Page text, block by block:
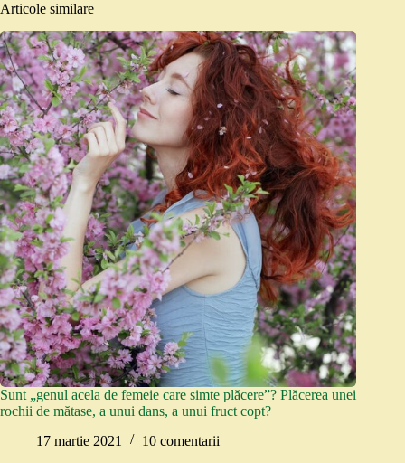
Articole similare
Sunt „genul acela de femeie care simte plăcere”? Plăcerea unei
rochii de mătase, a unui dans, a unui fruct copt?
17 martie 2021
10 comentarii